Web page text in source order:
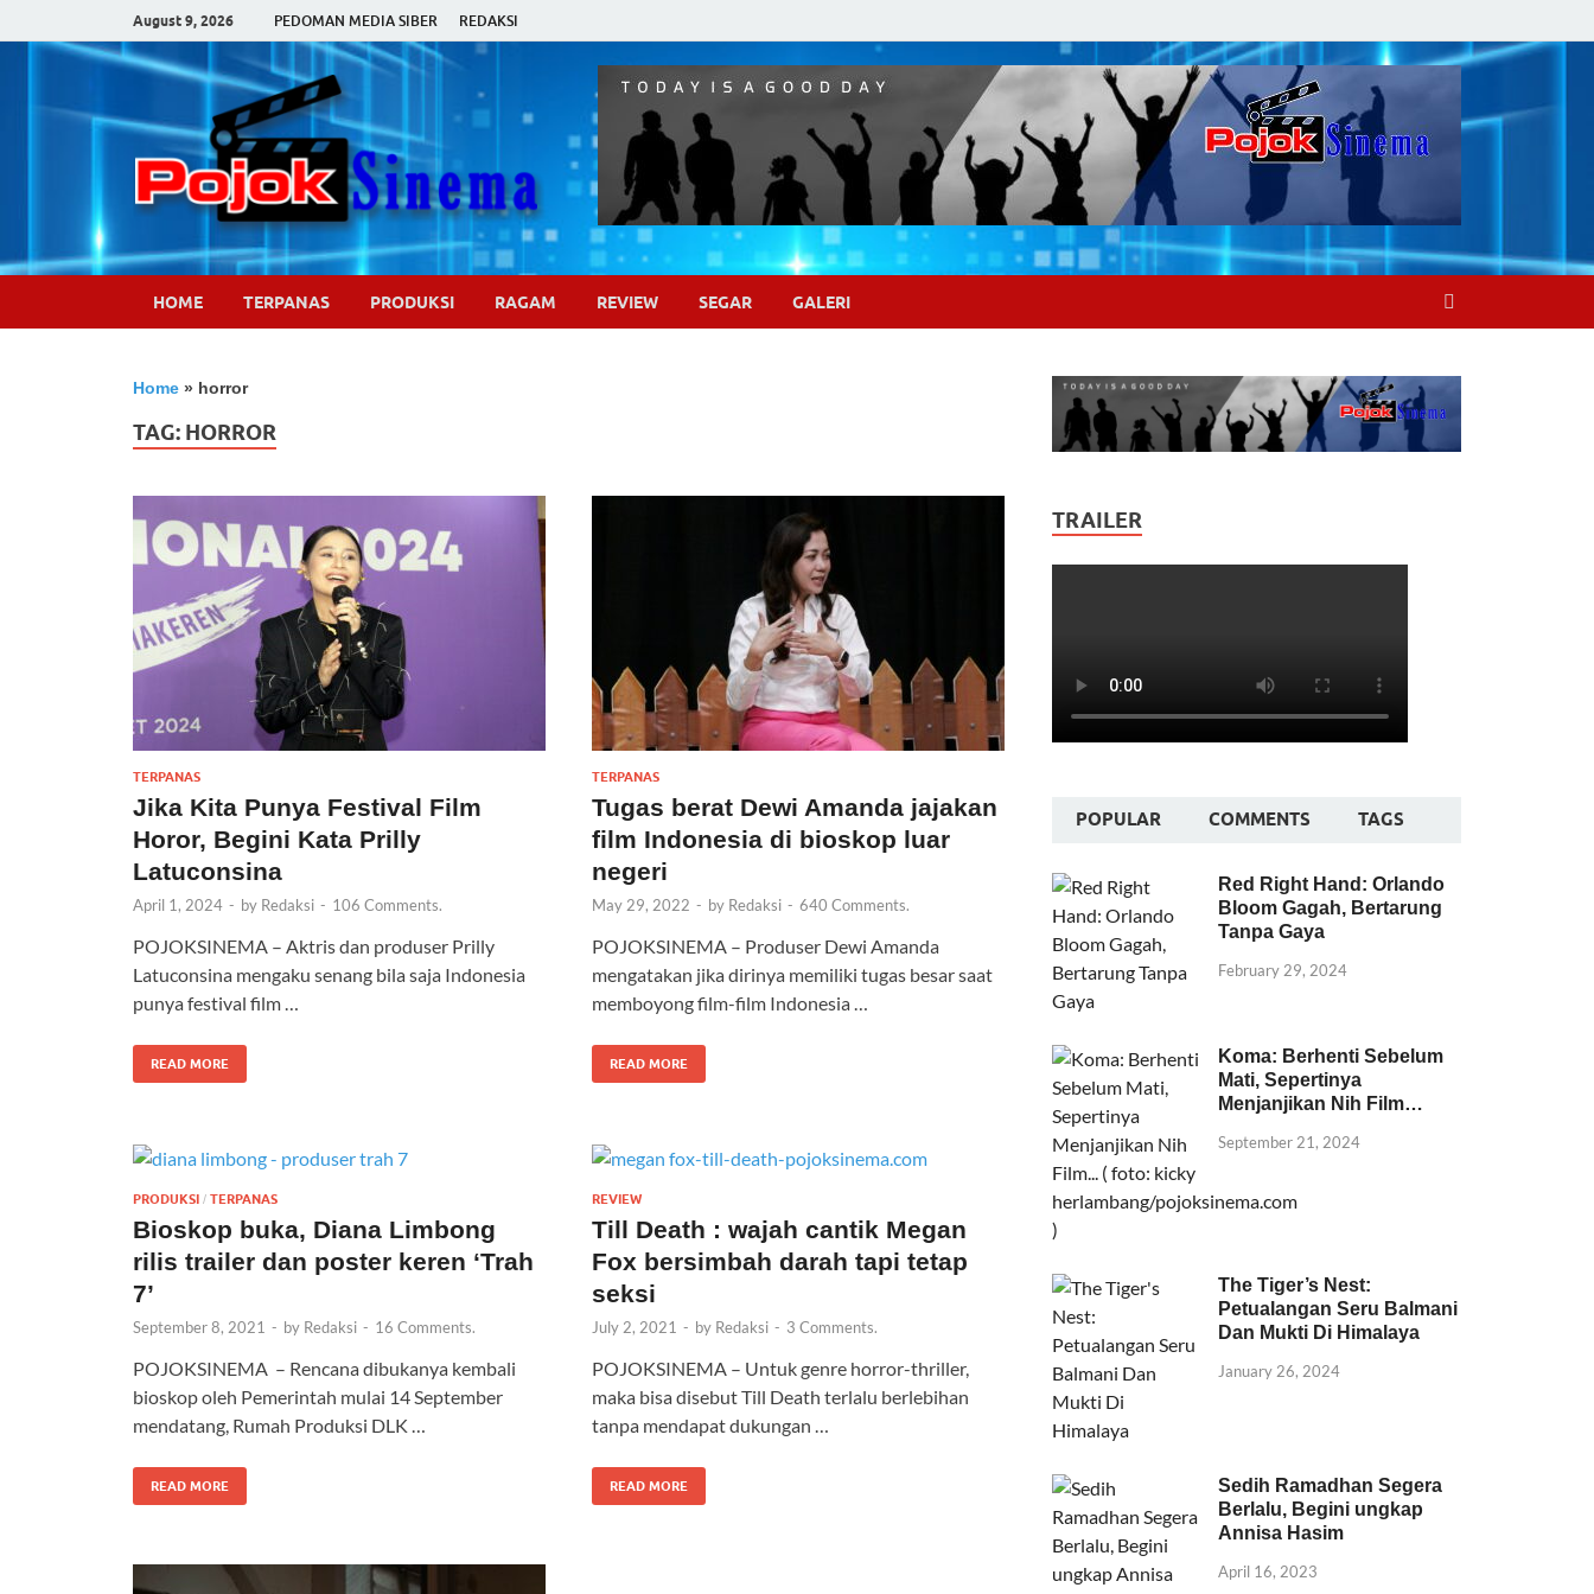
August 9, 2026 PEDOMAN MEDIA SIBER REDAKSI
Pojok Sinema
HOME TERPANAS PRODUKSI RAGAM REVIEW SEGAR GALERI
Home » horror
TAG: HORROR
TERPANAS
Jika Kita Punya Festival Film
Horor, Begini Kata Prilly
Latuconsina
April 1, 2024 - by Redaksi - 106 Comments.
POJOKSINEMA – Aktris dan produser Prilly
Latuconsina mengaku senang bila saja Indonesia
punya festival film …
READ MORE
TERPANAS
Tugas berat Dewi Amanda jajakan
film Indonesia di bioskop luar
negeri
May 29, 2022 - by Redaksi - 640 Comments.
POJOKSINEMA – Produser Dewi Amanda
mengatakan jika dirinya memiliki tugas besar saat
memboyong film-film Indonesia …
READ MORE
PRODUKSI / TERPANAS
Bioskop buka, Diana Limbong
rilis trailer dan poster keren ‘Trah
7’
September 8, 2021 - by Redaksi - 16 Comments.
POJOKSINEMA – Rencana dibukanya kembali
bioskop oleh Pemerintah mulai 14 September
mendatang, Rumah Produksi DLK …
READ MORE
REVIEW
Till Death : wajah cantik Megan
Fox bersimbah darah tapi tetap
seksi
July 2, 2021 - by Redaksi - 3 Comments.
POJOKSINEMA – Untuk genre horror-thriller,
maka bisa disebut Till Death terlalu berlebihan
tanpa mendapat dukungan …
READ MORE
TRAILER
POPULAR COMMENTS TAGS
Red Right Hand: Orlando
Bloom Gagah, Bertarung
Tanpa Gaya
February 29, 2024
Koma: Berhenti Sebelum
Mati, Sepertinya
Menjanjikan Nih Film…
September 21, 2024
The Tiger’s Nest:
Petualangan Seru Balmani
Dan Mukti Di Himalaya
January 26, 2024
Sedih Ramadhan Segera
Berlalu, Begini ungkap
Annisa Hasim
April 16, 2023